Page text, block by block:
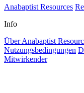
Anabaptist Resources
Info
Über Anabaptist
Nutzungsbedingungen
Mitwirkender